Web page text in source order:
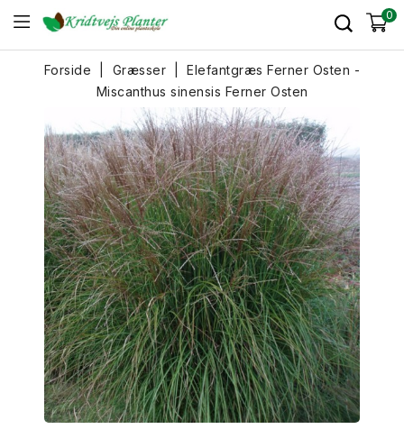
0
Forside Græsser
Elefantgræs Ferner Osten -
Miscanthus sinensis Ferner Osten